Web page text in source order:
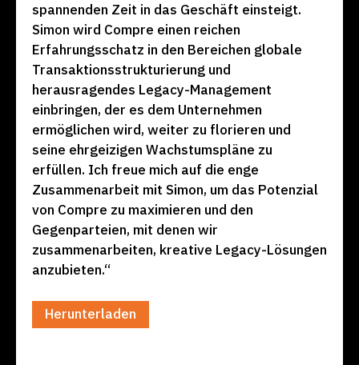
spannenden Zeit in das Geschäft einsteigt.
Simon wird Compre einen reichen
Erfahrungsschatz in den Bereichen globale
Transaktionsstrukturierung und
herausragendes Legacy-Management
einbringen, der es dem Unternehmen
ermöglichen wird, weiter zu florieren und
seine ehrgeizigen Wachstumspläne zu
erfüllen. Ich freue mich auf die enge
Zusammenarbeit mit Simon, um das Potenzial
von Compre zu maximieren und den
Gegenparteien, mit denen wir
zusammenarbeiten, kreative Legacy-Lösungen
anzubieten.“
Herunterladen